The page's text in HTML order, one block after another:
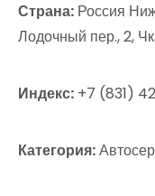
Страна: Россия
Лодочный пер., 2,
Индекс: +7 (831)
Категория: